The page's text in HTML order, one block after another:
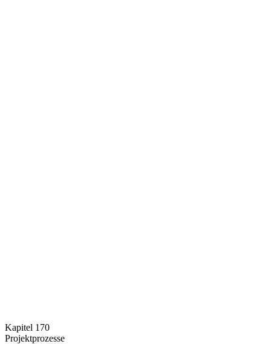
Kapitel 170
Projektprozesse